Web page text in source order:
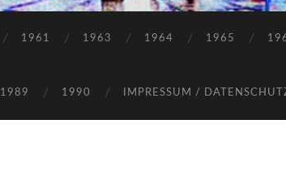
1961 1963 1964 1965
1989 1990 IMPRESSUM /